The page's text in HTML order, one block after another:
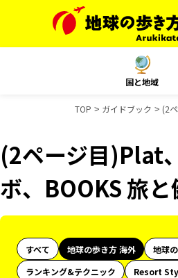
国と地域
TOP ガイドブック (2
(2ページ目)Plat
ボ、BOOKS 旅
すべて 地球の歩き方 海外 地球
ランキング&テクニック
Resort